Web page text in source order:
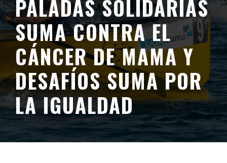
PALADAS SOLIDARIAS
SUMA CONTRA EL
CÁNCER DE MAMA Y
DESAFÍOS SUMA POR
LA IGUALDAD